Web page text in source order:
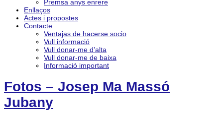
Premsa anys enrere
Enllaços
Actes i propostes
Contacte
Ventajas de hacerse socio
Vull informació
Vull donar-me d’alta
Vull donar-me de baixa
Informació important
Fotos – Josep Ma Massó
Jubany